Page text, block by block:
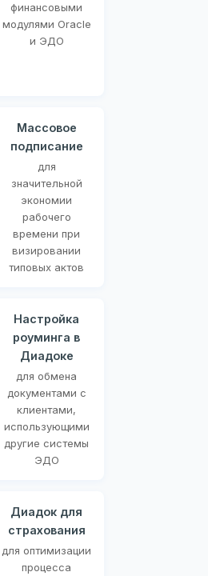
финансовыми
модулями Oracle
и ЭДО
Массовое
подписание
для
значительной
экономии
рабочего
времени при
визировании
типовых актов
Настройка
роуминга в
Диадоке
для обмена
документами с
клиентами,
использующими
другие системы
ЭДО
Диадок для
страхования
для оптимизации
процесса